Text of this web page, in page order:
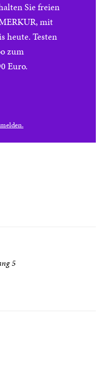
Sie freien
mit
heute. Testen
zum
Euro.
5